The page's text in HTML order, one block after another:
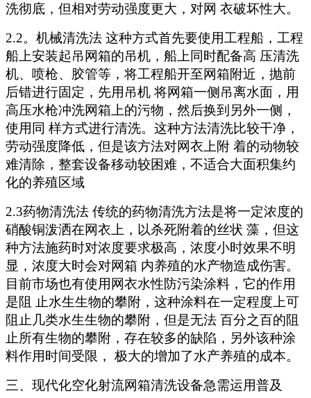
洗彻底，但相对劳动强度更大，对网 衣破坏性大。
2.2。机械清洗法 这种方式首先要使用工程船，工程
船上安装起吊网箱的吊机，船上同时配备高 压清洗
机、喷枪、胶管等，将工程船开至网箱附近，抛前
后错进行固定，先用吊机 将网箱一侧吊离水面，用
高压水枪冲洗网箱上的污物，然后换到另外一侧，
使用同 样方式进行清洗。这种方法清洗比较干净，
劳动强度降低，但是该方法对网衣上附 着的动物较
难清除，整套设备移动较困难，不适合大面积集约
化的养殖区域
2.3药物清洗法 传统的药物清洗方法是将一定浓度的
硝酸铜泼洒在网衣上，以杀死附着的丝状 藻，但这
种方法施药时对浓度要求极高，浓度小时效果不明
显，浓度大时会对网箱 内养殖的水产物造成伤害。
目前市场也有使用网衣水性防污染涂料，它的作用
是阻 止水生生物的攀附，这种涂料在一定程度上可
阻止几类水生生物的攀附，但是无法 百分之百的阻
止所有生物的攀附，存在较多的缺陷，另外该种涂
料作用时间受限， 极大的增加了水产养殖的成本。
三、 现代化空化射流网箱清洗设备急需运用普及